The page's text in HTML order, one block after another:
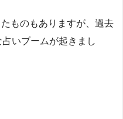
ものもありますが、過去
いブームが起きまし